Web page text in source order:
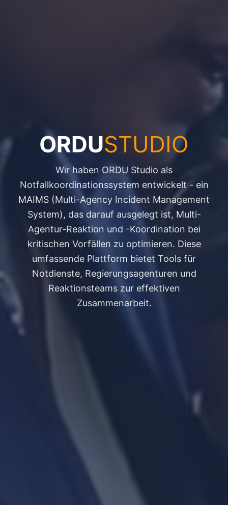
ORDUSTUDIO
Wir haben ORDU Studio als
Notfallkoordinationssystem entwickelt - ein
MAIMS (Multi-Agency Incident Management
System), das darauf ausgelegt ist, Multi-
Agentur-Reaktion und -Koordination bei
kritischen Vorfällen zu optimieren. Diese
umfassende Plattform bietet Tools für
Notdienste, Regierungsagenturen und
Reaktionsteams zur effektiven
Zusammenarbeit.